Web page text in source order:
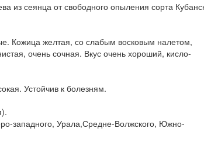
из сеянца от свободного опыления сорта
Кожица желтая, со слабым восковым налетом,
очень сочная. Вкус очень хороший, кисло-
Устойчив к болезням.
западного, Урала,Средне-Волжского, Южно-